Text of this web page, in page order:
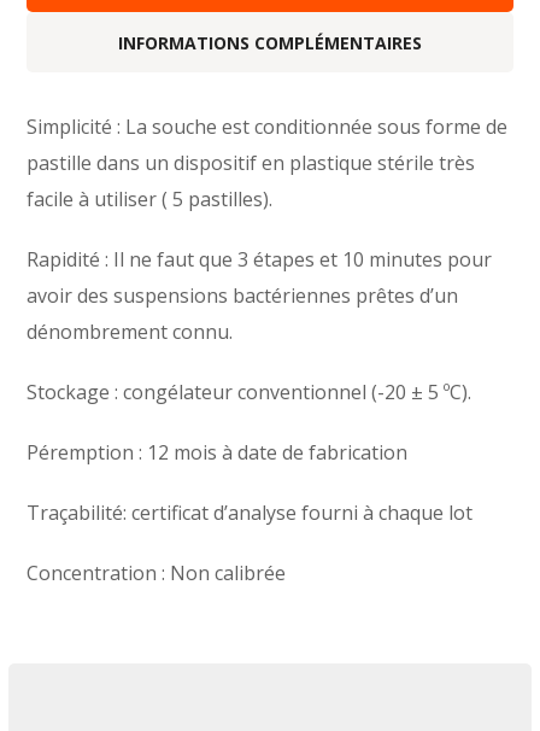
INFORMATIONS COMPLÉMENTAIRES
Simplicité : La souche est conditionnée sous forme de
pastille dans un dispositif en plastique stérile très
facile à utiliser ( 5 pastilles).
Rapidité : Il ne faut que 3 étapes et 10 minutes pour
avoir des suspensions bactériennes prêtes d’un
dénombrement connu.
Stockage : congélateur conventionnel (-20 ± 5 ºC).
Péremption : 12 mois à date de fabrication
Traçabilité: certificat d’analyse fourni à chaque lot
Concentration : Non calibrée